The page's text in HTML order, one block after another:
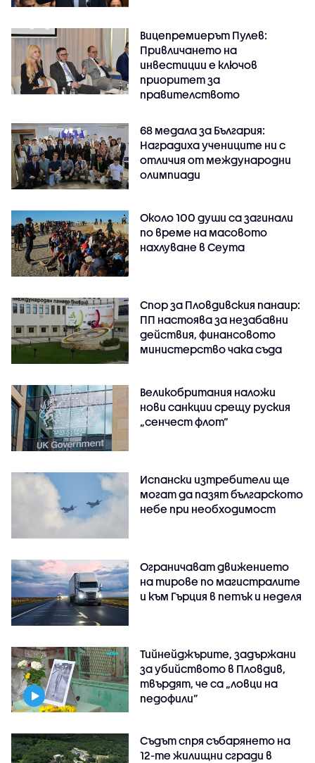
Вицепремиерът Пулев:
Привличането на
инвестиции е ключов
приоритет за
правителството
68 медала за България:
Наградиха учениците ни с
отличия от международни
олимпиади
Около 100 души са загинали
по време на масовото
нахлуване в Сеута
Спор за Пловдивския панаир:
ПП настоява за незабавни
действия, финансовото
министерство чака съда
Великобритания наложи
нови санкции срещу руския
„сенчест флот“
Испански изтребители ще
могат да пазят българското
небе при необходимост
Ограничават движението
на тирове по магистралите
и към Гърция в петък и неделя
Тийнейджърите, задържани
за убийството в Пловдив,
твърдят, че са „ловци на
педофили”
Съдът спря събарянето на
12-те жилищни сгради в